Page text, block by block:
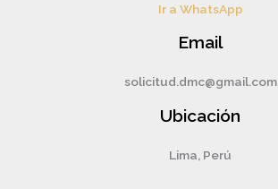
Ir a WhatsApp
Email
solicitud.dmc@gmail.com
Ubicación
Lima, Perú